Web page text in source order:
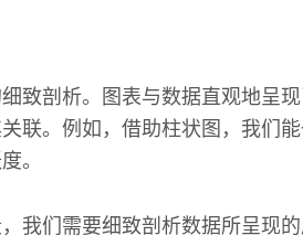
致剖析。图表与数据直观地呈
联。例如，借助柱状图，我们
。
我们需要细致剖析数据所呈现